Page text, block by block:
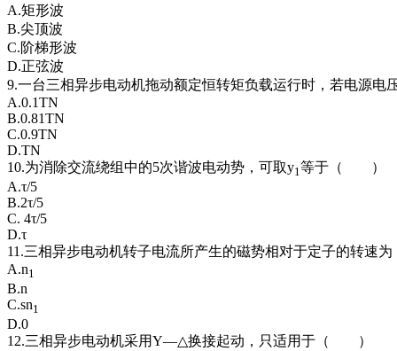
A.矩形波
B.尖顶波
C.阶梯形波
D.正弦波
9.一台三相异步电动机拖动额定恒转矩负载运行时，若电源
A.0.1TN
B.0.81TN
C.0.9TN
D.TN
10.为消除交流绕组中的5次谐波电动势，可取y1等于（ ）
A.τ/5
B.2τ/5
C. 4τ/5
D.τ
11.三相异步电动机转子电流所产生的磁势相对于定子的转
A.n1
B.n
C.sn1
D.0
12.三相异步电动机采用Y—△换接起动，只适用于（ ）